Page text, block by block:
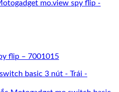
flip – 7001015